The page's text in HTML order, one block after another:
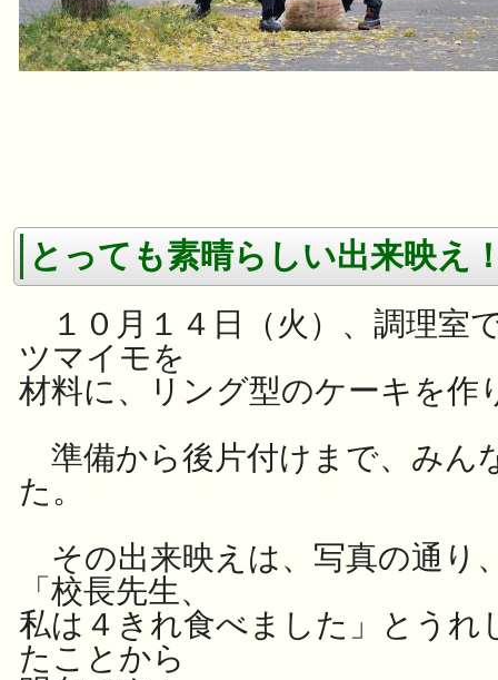
とっても素晴らしい出来映え
１０月１４日（火）、調理室
ツマイモを
材料に、リング型のケーキを作
準備から後片付けまで、みん
た。
その出来映えは、写真の通り
「校長先生、
私は４きれ食べました」とうれ
たことから